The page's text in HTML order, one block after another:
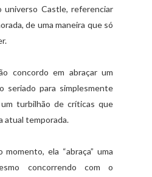
universo Castle, referenciar
de uma maneira que só
concordo em abraçar um
seriado para simplesmente
turbilhão de críticas que
atual temporada.
ela “abraça” uma
concorrendo com o